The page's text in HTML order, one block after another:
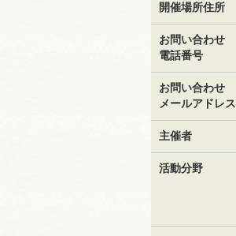
開催場所住所
お問い合わせ
電話番号
お問い合わせ
メールアドレス
主催者
活動分野